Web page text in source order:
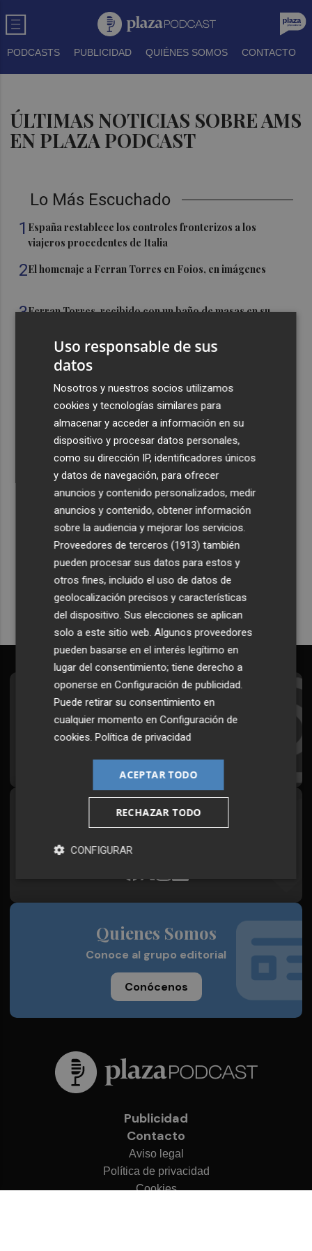
PODCASTS PUBLICIDAD QUIÉNES SOMOS CONTACTO
ÚLTIMAS NOTICIAS SOBRE AMS
EN PLAZA PODCAST
Lo Más Escuchado
1 España restablece los controles fronterizos a los
viajeros procedentes de Italia
2El homenaje a Ferran Torres en Foios, en imágenes
3Ferran Torres, recibido con un baño de masas en su
Foios se vuelca con Ferran Torres
Las '200 vidas' que llevaron a Paco Rabal de Águilas a la
cima del cine: un documental recupera la voz y la mirada
del actor
Recibe toda la actualidad de
Plaza Podcast en tu correo
Quiero suscribirme
Suscríbete al Boletín
Todos los días a primera hora en tu email
¡Quiero suscribirme!
Síguenos en redes
Quienes Somos
Conoce al grupo editorial
Conócenos
Publicidad
Contacto
Aviso legal
Política de privacidad
Cookies
Uso responsable de sus
datos
Nosotros y nuestros socios utilizamos
cookies y tecnologías similares para
almacenar y acceder a información en su
dispositivo y procesar datos personales,
como su dirección IP, identificadores únicos
y datos de navegación, para ofrecer
anuncios y contenido personalizados, medir
anuncios y contenido, obtener información
sobre la audiencia y mejorar los servicios.
Proveedores de terceros (1913) también
pueden procesar sus datos para estos y
otros fines, incluido el uso de datos de
geolocalización precisos y características
del dispositivo. Sus elecciones se aplican
solo a este sitio web. Algunos proveedores
pueden basarse en el interés legítimo en
lugar del consentimiento; tiene derecho a
oponerse enConfiguración de publicidad
Puede retirar su consentimiento en
cualquier momento enConfiguración de
cookies .Política de privacidad
ACEPTAR TODO
RECHAZAR TODO
CONFIGURAR